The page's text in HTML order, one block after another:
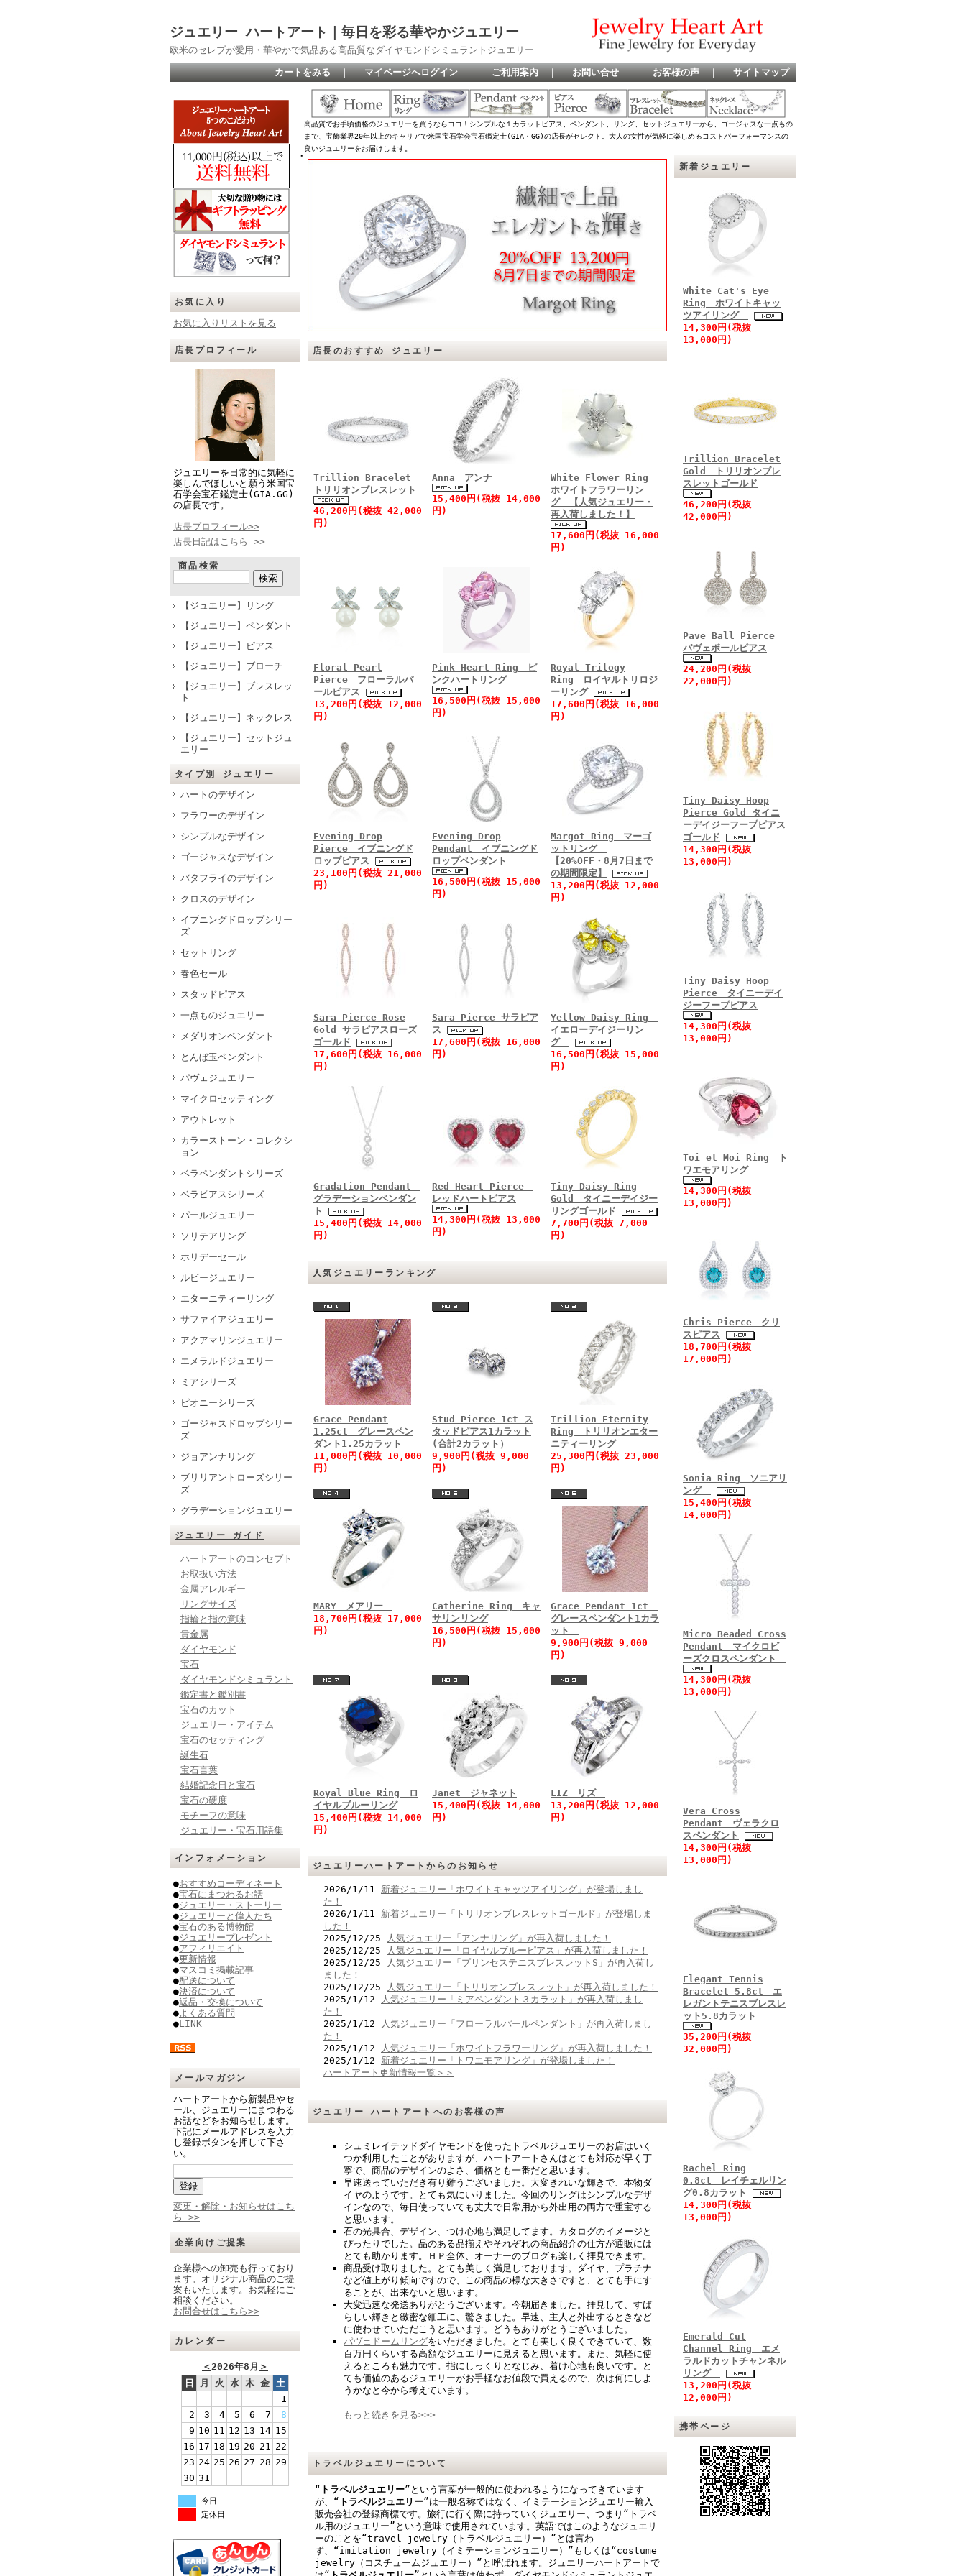
ジュエリー ハートアート｜毎日を彩る華やかジュエリー
欧米のセレブが愛用・華やかで気品ある高品質なダイヤモンドシミュラントジュエリー
カートをみる ｜ マイページへログイン ｜ ご利用案内 ｜ お問い合せ ｜ お客様の声 ｜ サイトマップ
お気に入り
お気に入りリストを見る
店長プロフィール
ジュエリーを日常的に気軽に
楽しんでほしいと願う米国宝
石学会宝石鑑定士(GIA.GG)
の店長です。
店長プロフィール>>
店長日記はこちら >>
商品検索
【ジュエリー】リング
【ジュエリー】ペンダント
【ジュエリー】ピアス
【ジュエリー】ブローチ
【ジュエリー】ブレスレッ
ト
【ジュエリー】ネックレス
【ジュエリー】セットジュ
エリー
タイプ別 ジュエリー
ハートのデザイン
フラワーのデザイン
シンプルなデザイン
ゴージャスなデザイン
バタフライのデザイン
クロスのデザイン
イブニングドロップシリー
ズ
セットリング
春色セール
スタッドピアス
一点ものジュエリー
メダリオンペンダント
とんぼ玉ペンダント
パヴェジュエリー
マイクロセッティング
アウトレット
カラーストーン・コレクシ
ョン
ベラペンダントシリーズ
ベラピアスシリーズ
パールジュエリー
ソリテアリング
ホリデーセール
ルビージュエリー
エターニティーリング
サファイアジュエリー
アクアマリンジュエリー
エメラルドジュエリー
ミアシリーズ
ピオニーシリーズ
ゴージャスドロップシリー
ズ
ジョアンナリング
ブリリアントローズシリー
ズ
グラデーションジュエリー
ジュエリー ガイド
ハートアートのコンセプト
お取扱い方法
金属アレルギー
リングサイズ
指輪と指の意味
貴金属
ダイヤモンド
宝石
ダイヤモンドシミュラント
鑑定書と鑑別書
宝石のカット
ジュエリー・アイテム
宝石のセッティング
誕生石
宝石言葉
結婚記念日と宝石
宝石の硬度
モチーフの意味
ジュエリー・宝石用語集
インフォメーション
●おすすめコーディネート
●宝石にまつわるお話
●ジュエリー・ストーリー
●ジュエリーと偉人たち
●宝石のある博物館
●ジュエリープレゼント
●アフィリエイト
●更新情報
●マスコミ掲載記事
●配送について
●決済について
●返品・交換について
●よくある質問
●LINK
メールマガジン
ハートアートから新製品やセ
ール、ジュエリーにまつわる
お話などをお知らせします。
下記にメールアドレスを入力
し登録ボタンを押して下さ
い。
変更・解除・お知らせはこち
ら >>
企業向けご提案
企業様への卸売も行っており
ます。オリジナル商品のご提
案もいたします。お気軽にご
相談ください。
お問合せはこちら>>
カレンダー
＜2026年8月 ＞
日
月 火 水 木 金 土
1
2
3 4 5 6 7
8
9 10 11 12 13 14 15
16 17 18 19 20 21 22
23 24 25 26 27 28 29
30 31
今日
定休日
高品質でお手頃価格のジュエリーを買うならココ！シンプルな１カラットピアス、ペンダント、リング、セットジュエリーから、ゴージャスな一点もの
まで、宝飾業界20年以上のキャリアで米国宝石学会宝石鑑定士(GIA・GG)の店長がセレクト。大人の女性が気軽に楽しめるコストパーフォーマンスの
良いジュエリーをお届けします。
店長のおすすめ ジュエリー
Trillion Bracelet
トリリオンブレスレット
46,200円(税抜 42,000
円)
Anna アンナ
15,400円(税抜 14,000
円)
White Flower Ring
ホワイトフラワーリン
グ 【人気ジュエリー・
再入荷しました！】
17,600円(税抜 16,000
円)
Floral Pearl
Pierce フローラルパ
ールピアス
13,200円(税抜 12,000
円)
Pink Heart Ring ピ
ンクハートリング
16,500円(税抜 15,000
円)
Royal Trilogy
Ring ロイヤルトリロジ
ーリング
17,600円(税抜 16,000
円)
Evening Drop
Pierce イブニングド
ロップピアス
23,100円(税抜 21,000
円)
Evening Drop
Pendant イブニングド
ロップペンダント
16,500円(税抜 15,000
円)
Margot Ring マーゴ
ットリング
【20%OFF・8月7日まで
の期間限定】
13,200円(税抜 12,000
円)
Sara Pierce Rose
Gold サラピアスローズ
ゴールド
17,600円(税抜 16,000
円)
Sara Pierce サラピア
ス
17,600円(税抜 16,000
円)
Yellow Daisy Ring
イエローデイジーリン
グ
16,500円(税抜 15,000
円)
Gradation Pendant
グラデーションペンダン
ト
15,400円(税抜 14,000
円)
Red Heart Pierce
レッドハートピアス
14,300円(税抜 13,000
円)
Tiny Daisy Ring
Gold タイニーデイジー
リングゴールド
7,700円(税抜 7,000
円)
人気ジュエリーランキング
Grace Pendant
1.25ct グレースペン
ダント1.25カラット
11,000円(税抜 10,000
円)
Stud Pierce 1ct ス
タッドピアス1カラット
(合計2カラット）
9,900円(税抜 9,000
円)
Trillion Eternity
Ring トリリオンエター
ニティーリング
25,300円(税抜 23,000
円)
MARY メアリー
18,700円(税抜 17,000
円)
Catherine Ring キャ
サリンリング
16,500円(税抜 15,000
円)
Grace Pendant 1ct
グレースペンダント1カラ
ット
9,900円(税抜 9,000
円)
Royal Blue Ring ロ
イヤルブルーリング
15,400円(税抜 14,000
円)
Janet ジャネット
15,400円(税抜 14,000
円)
LIZ リズ
13,200円(税抜 12,000
円)
ジュエリーハートアートからのお知らせ
2026/1/11 新着ジュエリー「ホワイトキャッツアイリング」が登場しまし
た！
2026/1/11 新着ジュエリー「トリリオンブレスレットゴールド」が登場しま
した！
2025/12/25
人気ジュエリー「アンナリング」が再入荷しました！
2025/12/25
人気ジュエリー「ロイヤルブルーピアス」が再入荷しました！
2025/12/25
人気ジュエリー「プリンセステニスブレスレットS」が再入荷し
ました！
2025/12/25
人気ジュエリー「トリリオンブレスレット」が再入荷しました！
2025/1/12
人気ジュエリー「ミアペンダント３カラット」が再入荷しまし
た！
2025/1/12
人気ジュエリー「フローラルパールペンダント」が再入荷しまし
た！
2025/1/12
人気ジュエリー「ホワイトフラワーリング」が再入荷しました！
2025/1/12 新着ジュエリー「トワエモアリング」が登場しました！
ハートアート更新情報一覧＞＞
ジュエリー ハートアートへのお客様の声
シュミレイテッドダイヤモンドを使ったトラベルジュエリーのお店はいく
つか利用したことがありますが、ハートアートさんはとても対応が早く丁
寧で、商品のデザインのよさ、価格とも一番だと思います。
早速送っていただき有り難うございました。大変きれいな輝きで、本物ダ
イヤのようです。とても気にいりました。今回のリングはシンプルなデザ
インなので、毎日使っていても丈夫で日常用から外出用の両方で重宝する
と思います。
石の光具合、デザイン、つけ心地も満足してます。カタログのイメージと
ぴったりでした。品のある品揃えやそれぞれの商品紹介の仕方が通販には
とても助かります。ＨＰ全体、オーナーのブログも楽しく拝見できます。
商品受け取りました。とても美しく満足しております。ダイヤ、プラチナ
など値上がり傾向ですので、この商品の様な大きさですと、とても手にす
ることが、出来ないと思います。
大変迅速な発送ありがとうございます。今朝届きました。拝見して、すば
らしい輝きと緻密な細工に、驚きました。早速、主人と外出するときなど
に使わせていただこうと思います。どうもありがとうございました。
パヴェドームリングをいただきました。とても美しく良くできていて、数
百万円くらいする高額なジュエリーに見えると思います。また、気軽に使
えるところも魅力です。指にしっくりとなじみ、着け心地も良いです。と
ても価値のあるジュエリーがお手軽なお値段で買えるので、次は何にしよ
うかなと今から考えています。
もっと続きを見る>>>
トラベルジュエリーについて
“ トラベルジュエリー”という言葉が一般的に使われるようになってきています
が、“ トラベルジュエリー”は一般名称ではなく、イミテーションジュエリー輸入
販売会社の登録商標です。旅行に行く際に持っていくジュエリー、つまり“トラベ
ル用のジュエリー”という意味で使用されています。 英語ではこのようなジュエリ
ーのことを“travel jewelry （トラベルジュエリー）”とは言わ
ず、“imitation jewelry （イミテーションジュエリー）”もしくは“costume
jewelry （コスチュームジュエリー）”と呼ばれます。 ジュエリーハートアートで
新着ジュエリー
White Cat's Eye
Ring ホワイトキャッ
ツアイリング
14,300円(税抜
13,000円)
Trillion Bracelet
Gold トリリオンブレ
スレットゴールド
46,200円(税抜
42,000円)
Pave Ball Pierce
パヴェボールピアス
24,200円(税抜
22,000円)
Tiny Daisy Hoop
Pierce Gold タイニ
ーデイジーフープピアス
ゴールド
14,300円(税抜
13,000円)
Tiny Daisy Hoop
Pierce タイニーデイ
ジーフープピアス
14,300円(税抜
13,000円)
Toi et Moi Ring ト
ワエモアリング
14,300円(税抜
13,000円)
Chris Pierce クリ
スピアス
18,700円(税抜
17,000円)
Sonia Ring ソニアリ
ング
15,400円(税抜
14,000円)
Micro Beaded Cross
Pendant マイクロビ
ーズクロスペンダント
14,300円(税抜
13,000円)
Vera Cross
Pendant ヴェラクロ
スペンダント
14,300円(税抜
13,000円)
Elegant Tennis
Bracelet 5.8ct エ
レガントテニスブレスレ
ット5.8カラット
35,200円(税抜
32,000円)
Rachel Ring
0.8ct レイチェルリン
グ0.8カラット
14,300円(税抜
13,000円)
Emerald Cut
Channel Ring エメ
ラルドカットチャンネル
リング
13,200円(税抜
12,000円)
携帯ページ